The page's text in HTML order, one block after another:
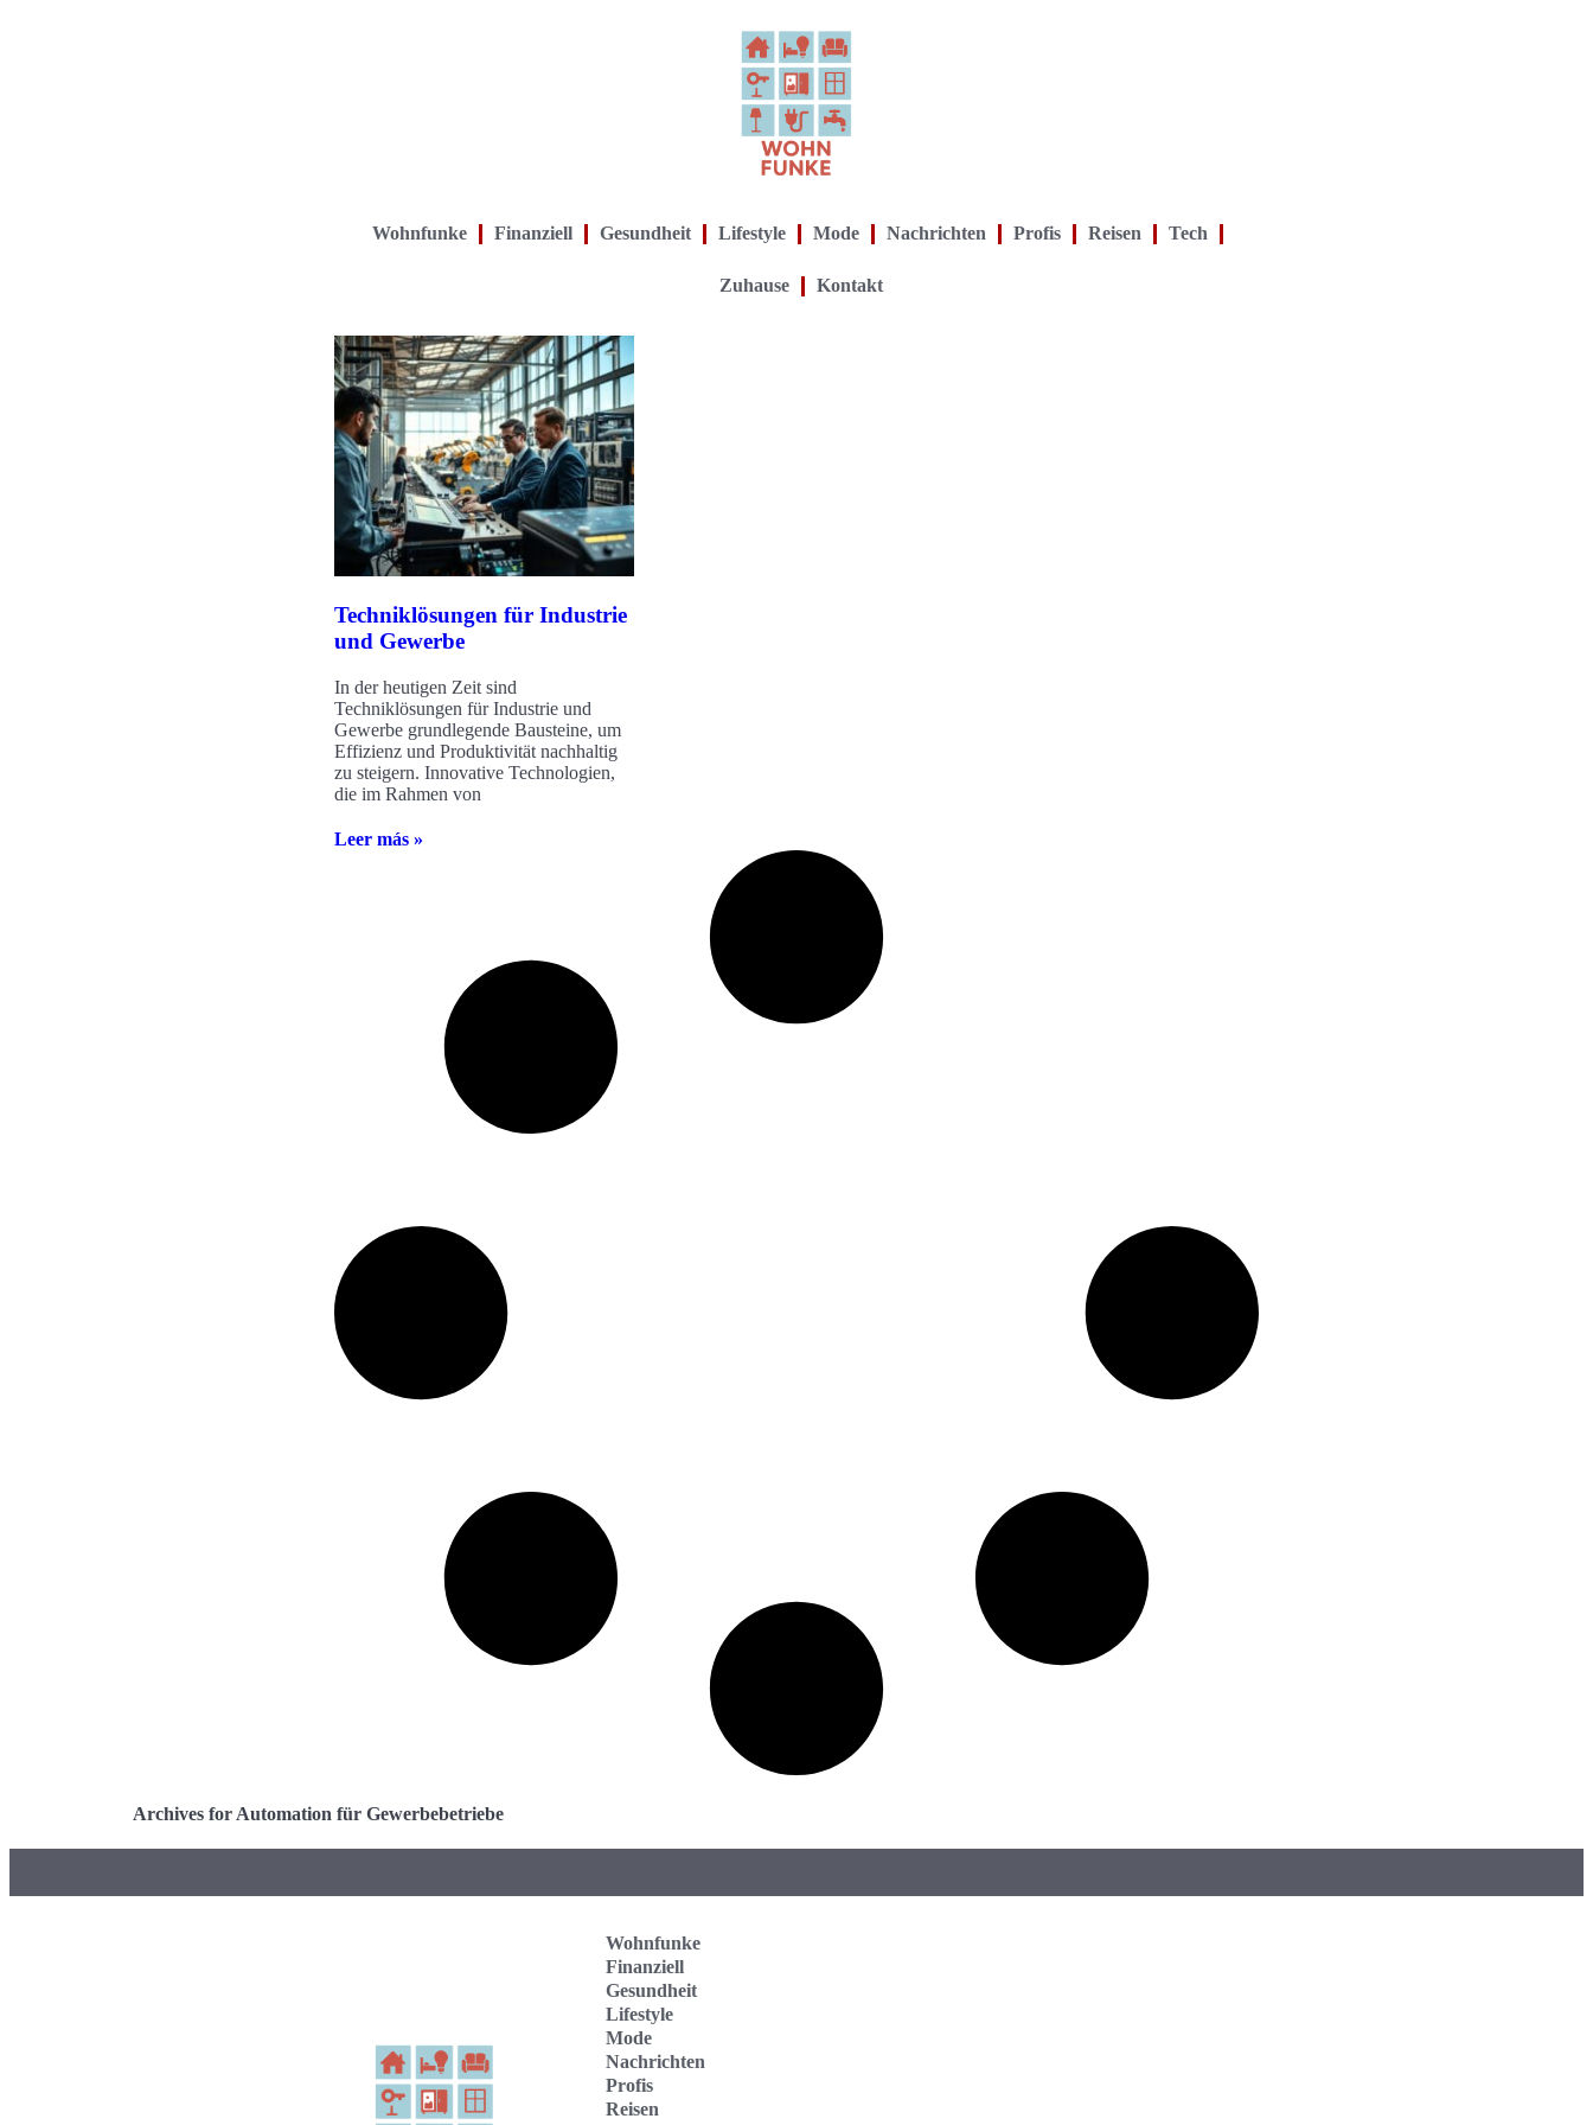
Wohnfunke Finanziell Gesundheit Lifestyle Mode Nachrichten Profis Reisen Tech
Zuhause Kontakt
Techniklösungen für Industrie
und Gewerbe
In der heutigen Zeit sind
Techniklösungen für Industrie und
Gewerbe grundlegende Bausteine, um
Effizienz und Produktivität nachhaltig
zu steigern. Innovative Technologien,
die im Rahmen von
Leer más »
Archives for Automation für Gewerbebetriebe
Wohnfunke
Finanziell
Gesundheit
Lifestyle
Mode
Nachrichten
Profis
Reisen